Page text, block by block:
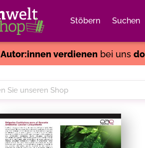
Stöbern Suchen
Autor:innen verdienenbei uns